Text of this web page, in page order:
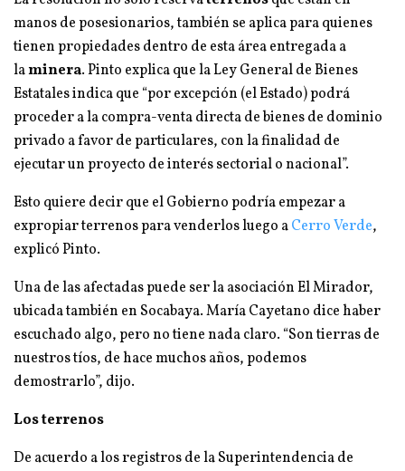
manos de posesionarios, también se aplica para quienes
tienen propiedades dentro de esta área entregada a
laminera. Pinto explica que la Ley General de Bienes
Estatales indica que “por excepción (el Estado) podrá
proceder a la compra-venta directa de bienes de dominio
privado a favor de particulares, con la finalidad de
ejecutar un proyecto de interés sectorial o nacional”.
Esto quiere decir que el Gobierno podría empezar a
expropiar terrenos para venderlos luego aCerro Verde,
explicó Pinto.
Una de las afectadas puede ser la asociación El Mirador,
ubicada también en Socabaya. María Cayetano dice haber
escuchado algo, pero no tiene nada claro. “Son tierras de
nuestros tíos, de hace muchos años, podemos
demostrarlo”, dijo.
Los terrenos
De acuerdo a los registros de la Superintendencia de